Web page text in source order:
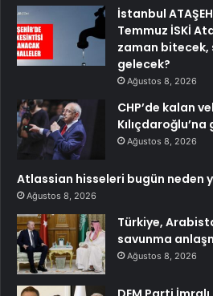
İstanbul
Temmuz İSKİ
zaman bitecek,
gelecek?
Ağustos 8, 2026
CHP’de kalan
Ağustos 8, 2026
Atlassian hisseleri bugün neden
Ağustos 8, 2026
Türkiye,
savunma
Ağustos 8, 2026